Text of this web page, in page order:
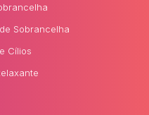
Sobrancelha
Cílios